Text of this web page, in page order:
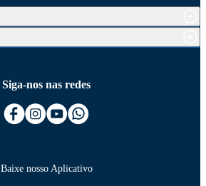
Siga-nos nas redes
Baixe nosso Aplicativo